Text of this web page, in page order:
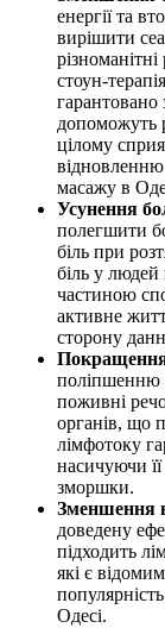
енергії та
вирішити
стоун-
гарантовано
допоможуть
цілому
масажу в
Усунення
полегшити
біль при
біль у
частиною
активне
сторону
поліпшенню
поживні
органів, що
лімфотоку
насичуючи
зморшки.
Зменшення
доведену
підходить
які є
Одесі.